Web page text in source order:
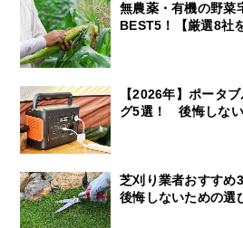
無農薬・有機の野菜
BEST5！【厳選8社
【2026年】ポータ
グ5選！ 後悔しな
芝刈り業者おすす
後悔しないための選